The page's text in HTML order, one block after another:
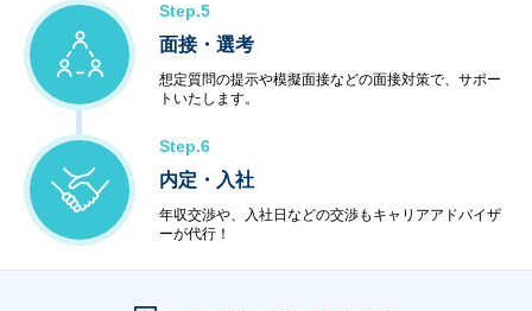
Step.5
面接・選考
想定質問の提示や模擬面接などの面接対策で、サポー
トいたします。
Step.6
内定・入社
年収交渉や、入社日などの交渉もキャリアアドバイザ
ーが代行！